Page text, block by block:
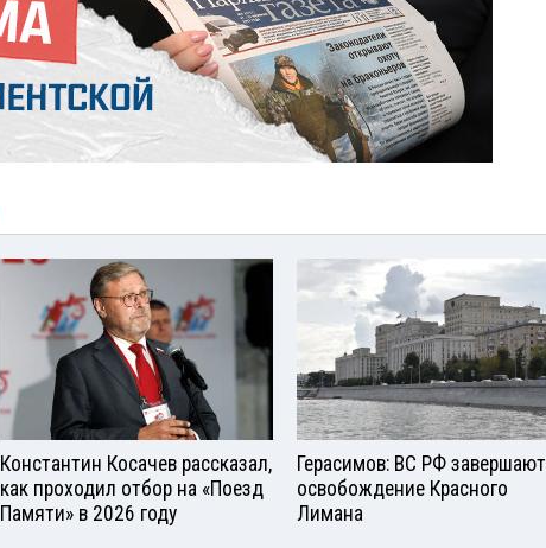
Константин Косачев рассказал,
как проходил отбор на «Поезд
Памяти» в 2026 году
Герасимов: ВС РФ завершают
освобождение Красного
Лимана